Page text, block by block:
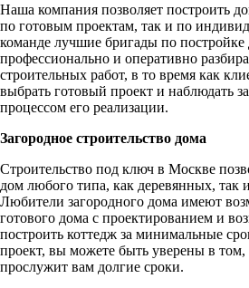
Наша компания позволяет построить
по готовым проектам, так и по
команде лучшие бригады по
профессионально и оперативно
строительных работ, в то время как
выбрать готовый проект и наблюдать
процессом его реализации.
Загородное строительство дома
Строительство под ключ в Москве
дом любого типа, как деревянных, так
Любители загородного дома имеют
готового дома с проектированием и
построить коттедж за минимальные
проект, вы можете быть уверены в
прослужит вам долгие сроки.